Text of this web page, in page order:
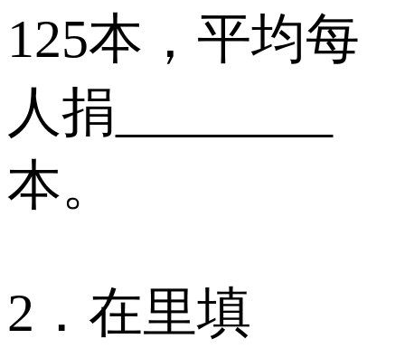
125本，平均每
人捐________
本。
2．在里填